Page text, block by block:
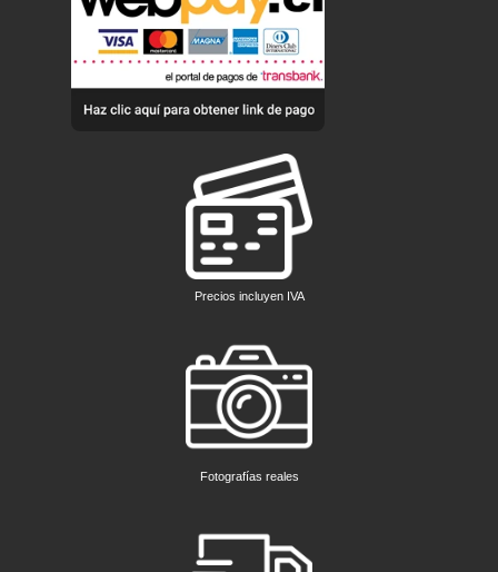
Precios incluyen IVA
Fotografías reales